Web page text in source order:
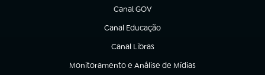
Canal GOV
(abre em nova aba)
Canal Educação
(abre em nova aba)
Canal Libras
(abre em nova aba)
Monitoramento e Análise de Mídias
(abre em nova aba)